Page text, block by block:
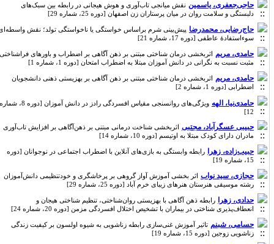
حاجی‌جعفری، یاسمین نقش میانجی تاب‌آوری و هوش هیجانی در رابطه بین سبک‌های
دلبستگی و سلامت روان در میان پرستاران زن اصفهان [دوره 25، شماره 29]
حاج‌رضایی، محمدرضا پیش‌بینی شرم براساس خواستگی یا ناخواستگی تولد؛ نقش واسطه‌ای
سوءاستفادۀ عاطفی [دوره 17، شماره 21]
حامدی، مریم اثربخشی درمان شناختی مبتنی بر ذهن آگاهی بر اضطراب و باورهای فراشناختی
مثبت نسبت به نگرانی در دانش آموزان مبتلا به اضطراب امتحان [دوره 1، شماره 1]
حامدی، مریم اثربخشی درمان شناختی مبتنی بر ذهن آگاهی بر بهزیستی ذهنی دانشجویان
اضطرابی [دوره 1، شماره 2]
حامدی‌نیا، الهه
ویژگی‌های روانسنجی مقیاس افسردگی رادز در دانش آموزان [دوره 8، شماره
12]
حبیبی عسگرآباد، مجتبی اثربخشی شناخت درمانی مبتنی بر ذهن‌آگاهی بر افزایش تاب‌آوری
مادران دارای کودک مبتلا به اوتیسم [دوره 10، شماره 14]
حبیب‌زاده، زهرا رابطه وابستگی به بازی‌های آنلاین با اضطراب اجتماعی در نوجوانان [دوره
15، شماره 19]
حجازی، سید نواب اثر بخشی آموزش آواز گروهی بر پرخاشگری و خود‌تنظیمی دانش‌آموزان
رشته موسیقی هنرستان هنرهای زیبای خرم آباد [دوره 25، شماره 29]
حدادی، زهرا رابطه ذهن آگاهی با بهزیستی روان‌شناختی، تنظیم شناختی هیجان و
انعطاف‌پذیری شناختی در بیماران با تشخیص اختلال افسردگی مزمن [دوره 20، شماره 24]
حسامی، شبنم تاثیر آموزش غنی‌سازی رابطه زناشویی به شیوه اولسون بر کیفیت زندگی
زناشویی زوجین [دوره 15، شماره 19]